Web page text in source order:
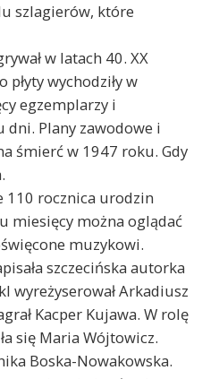
szlagierów, które
w latach 40. XX
płyty wychodziły w
egzemplarzy i
dni. Plany zawodowe i
śmierć w 1947 roku. Gdy
110 rocznica urodzin
miesięcy można oglądać
muzykowi.
szczecińska autorka
wyreżyserował Arkadiusz
Kacper Kujawa. W rolę
się Maria Wójtowicz.
Boska-Nowakowska.